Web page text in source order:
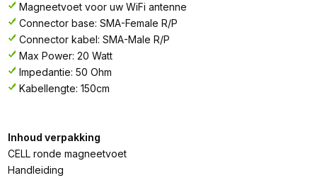
Magneetvoet voor uw WiFi antenne
Connector base: SMA-Female R/P
Connector kabel: SMA-Male R/P
Max Power: 20 Watt
Impedantie: 50 Ohm
Kabellengte: 150cm
Inhoud verpakking
CELL ronde magneetvoet
Handleiding